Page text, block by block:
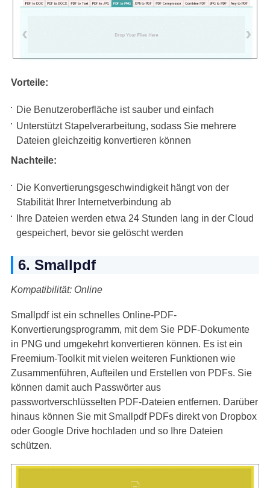
Vorteile:
Die Benutzeroberfläche ist sauber und einfach
Unterstützt Stapelverarbeitung, sodass Sie mehrere
Dateien gleichzeitig konvertieren können
Nachteile:
Die Konvertierungsgeschwindigkeit hängt von der
Stabilität Ihrer Internetverbindung ab
Ihre Dateien werden etwa 24 Stunden lang in der Cloud
gespeichert, bevor sie gelöscht werden
6. Smallpdf
Kompatibilität: Online
Smallpdf ist ein schnelles Online-PDF-
Konvertierungsprogramm, mit dem Sie PDF-Dokumente
in PNG und umgekehrt konvertieren können. Es ist ein
Freemium-Toolkit mit vielen weiteren Funktionen wie
Zusammenführen, Aufteilen und Erstellen von PDFs. Sie
können damit auch Passwörter aus
passwortverschlüsselten PDF-Dateien entfernen. Darüber
hinaus können Sie mit Smallpdf PDFs direkt von Dropbox
oder Google Drive hochladen und so Ihre Dateien
schützen.